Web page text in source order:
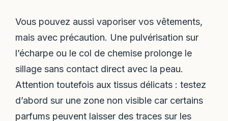
Vous pouvez aussi vaporiser vos vêtements,
mais avec précaution. Une pulvérisation sur
l’écharpe ou le col de chemise prolonge le
sillage sans contact direct avec la peau.
Attention toutefois aux tissus délicats : testez
d’abord sur une zone non visible car certains
parfums peuvent laisser des traces sur les